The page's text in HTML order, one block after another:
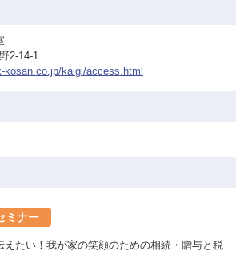
2-14-1
kosan.co.jp/kaigi/access.html
ミナー
えたい！我が家の笑顔のための相続・贈与と税